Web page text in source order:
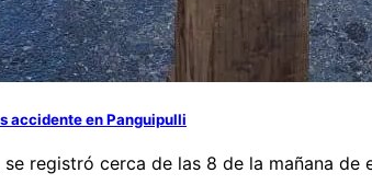
accidente en Panguipulli
registró cerca de las 8 de la mañana